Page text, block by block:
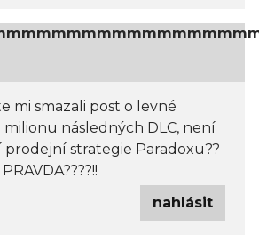
mi smazali post o levné
milionu následných DLC, není
prodejní strategie Paradoxu??
nahlásit